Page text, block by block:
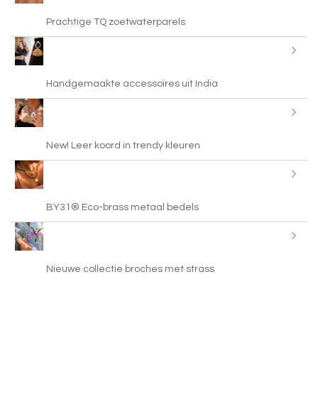
Prachtige TQ zoetwaterparels
Handgemaakte accessoires uit India
New! Leer koord in trendy kleuren
BY31® Eco-brass metaal bedels
Nieuwe collectie broches met strass